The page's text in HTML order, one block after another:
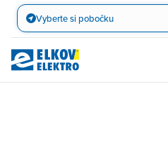
Přejít
obsah
Vyberte si pobočku